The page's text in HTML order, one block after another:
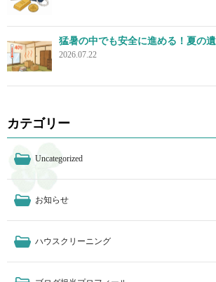
猛暑の中でも安全に進める！夏の
2026.07.22
カテゴリー
Uncategorized
お知らせ
ハウスクリーニング